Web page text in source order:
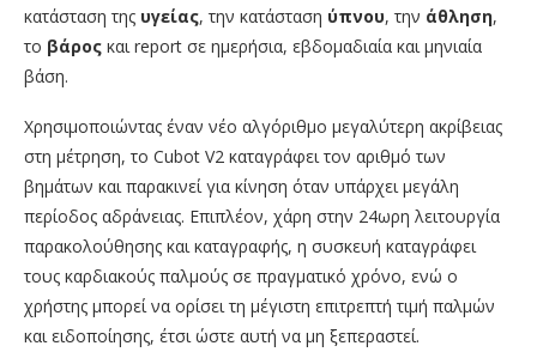
κατάσταση της υγείας, την κατάσταση ύπνου, την άθληση,
το βάρος και report σε ημερήσια, εβδομαδιαία και μηνιαία
βάση.
Χρησιμοποιώντας έναν νέο αλγόριθμο μεγαλύτερη ακρίβειας
στη μέτρηση, το Cubot V2 καταγράφει τον αριθμό των
βημάτων και παρακινεί για κίνηση όταν υπάρχει μεγάλη
περίοδος αδράνειας. Επιπλέον, χάρη στην 24ωρη λειτουργία
παρακολούθησης και καταγραφής, η συσκευή καταγράφει
τους καρδιακούς παλμούς σε πραγματικό χρόνο, ενώ ο
χρήστης μπορεί να ορίσει τη μέγιστη επιτρεπτή τιμή παλμών
και ειδοποίησης, έτσι ώστε αυτή να μη ξεπεραστεί.